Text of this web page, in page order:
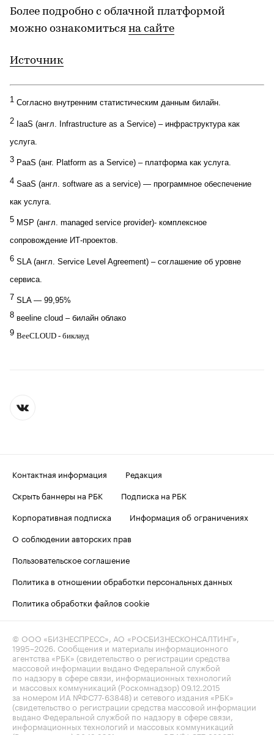
Более подробно с облачной платформой
можно ознакомиться на сайте
Источник
1 Согласно внутренним статистическим данным билайн.
2 IaaS (англ. Infrastructure as a Service) – инфраструктура как
услуга.
3 PaaS (анг. Platform as a Service) – платформа как услуга.
4 SaaS (англ. software as a service) — программное обеспечение
как услуга.
5 MSP (англ. managed service provider)- комплексное
сопровождение ИТ-проектов.
6 SLA (англ. Service Level Agreement) – соглашение об уровне
сервиса.
7 SLA — 99,95%
8 вeeline cloud – билайн облако
9 BeeCLOUD - биклауд
Контактная информация
Редакция
Скрыть баннеры на РБК
Подписка на РБК
Корпоративная подписка
Информация об ограничениях
О соблюдении авторских прав
Пользовательское соглашение
Политика в отношении обработки персональных данных
Политика обработки файлов cookie
© ООО «БИЗНЕСПРЕСС», АО «РОСБИЗНЕСКОНСАЛТИНГ»,
1995–2026 . Сообщения и материалы информационного
агентства «РБК» (свидетельство о регистрации средства
массовой информации выдано Федеральной службой
по надзору в сфере связи, информационных технологий
и массовых коммуникаций (Роскомнадзор) 09.12.2015
за номером ИА №ФС77-63848) и сетевого издания «РБК»
(свидетельство о регистрации средства массовой информации
выдано Федеральной службой по надзору в сфере связи,
информационных технологий и массовых коммуникаций